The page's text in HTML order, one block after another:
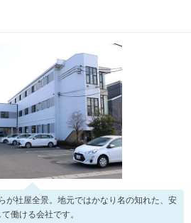
が社屋全景。地元ではかなり名の知れた、安
て働ける会社です。